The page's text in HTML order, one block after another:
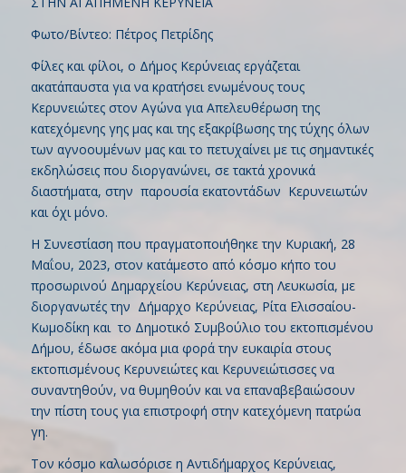
Φωτο/Βίντεο: Πέτρος Πετρίδης
Φίλες και φίλοι, ο Δήμος Κερύνειας εργάζεται
ακατάπαυστα για να κρατήσει ενωμένους τους
Κερυνειώτες στον Αγώνα για Απελευθέρωση της
κατεχόμενης γης μας και της εξακρίβωσης της τύχης όλων
των αγνοουμένων μας και το πετυχαίνει με τις σημαντικές
εκδηλώσεις που διοργανώνει, σε τακτά χρονικά
διαστήματα, στην παρουσία εκατοντάδων Κερυνειωτών
και όχι μόνο.
Η Συνεστίαση που πραγματοποιήθηκε την Κυριακή, 28
Μαΐου, 2023, στον κατάμεστο από κόσμο κήπο του
προσωρινού Δημαρχείου Κερύνειας, στη Λευκωσία, με
διοργανωτές την Δήμαρχο Κερύνειας, Ρίτα Ελισσαίου-
Κωμοδίκη και το Δημοτικό Συμβούλιο του εκτοπισμένου
Δήμου, έδωσε ακόμα μια φορά την ευκαιρία στους
εκτοπισμένους Κερυνειώτες και Κερυνειώτισσες να
συναντηθούν, να θυμηθούν και να επαναβεβαιώσουν
την πίστη τους για επιστροφή στην κατεχόμενη πατρώα
γη.
Τον κόσμο καλωσόρισε η Αντιδήμαρχος Κερύνειας,